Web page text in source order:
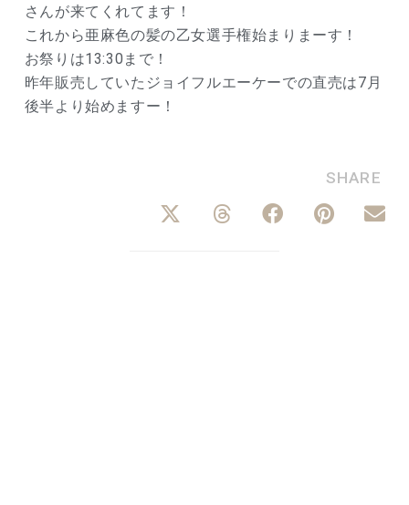
さんが来てくれてます！
これから亜麻色の髪の乙女選手権始まりまーす！
お祭りは13:30まで！
昨年販売していたジョイフルエーケーでの直売は7月
後半より始めますー！
SHARE